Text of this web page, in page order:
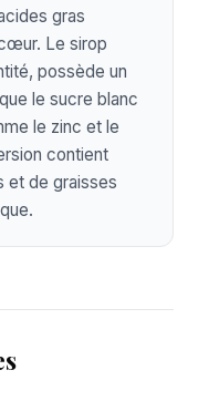
gras
Le sirop
possède un
le sucre blanc
le zinc et le
contient
et de graisses